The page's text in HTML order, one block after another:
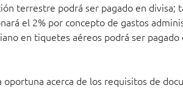
terrestre podrá ser pagado en
el 2% por concepto de gastos
en tiquetes aéreos podrá ser
acerca de los requisitos de